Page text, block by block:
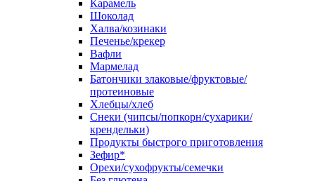
Карамель
Шоколад
Халва/козинаки
Печенье/крекер
Вафли
Мармелад
Батончики злаковые/фруктовые/
протеиновые
Хлебцы/хлеб
Снеки (чипсы/попкорн/сухарики/
крендельки)
Продукты быстрого приготовления
Зефир*
Орехи/сухофрукты/семечки